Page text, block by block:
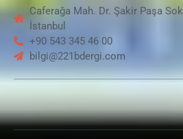
Caferağa Mah. Dr. Şakir Paşa
İstanbul
+90 543 345 46 00
bilgi@221bdergi.com